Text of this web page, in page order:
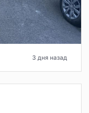
3 дня назад